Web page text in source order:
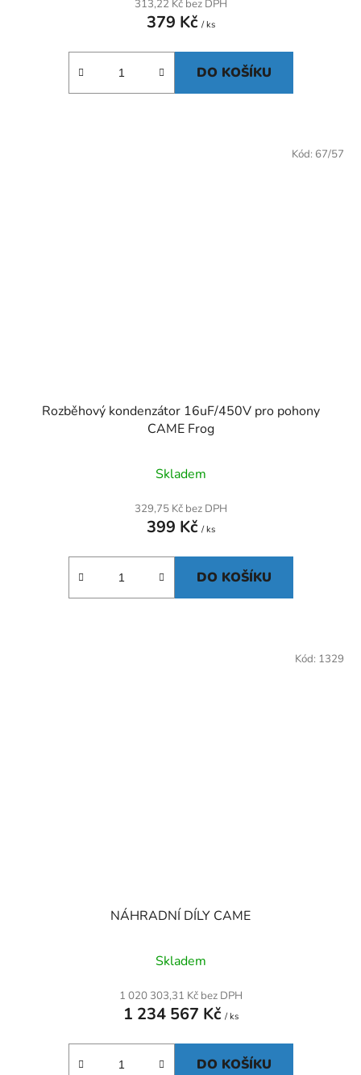
313,22 Kč bez DPH
379 Kč / ks
DO KOŠÍKU
Rozběhový kondenzátor 16uF/450V pro pohony
CAME Frog
Skladem
329,75 Kč bez DPH
399 Kč / ks
DO KOŠÍKU
Kód: 67/57
NÁHRADNÍ DÍLY CAME
Skladem
1 020 303,31 Kč bez DPH
1 234 567 Kč / ks
DO KOŠÍKU
Kód: 1329